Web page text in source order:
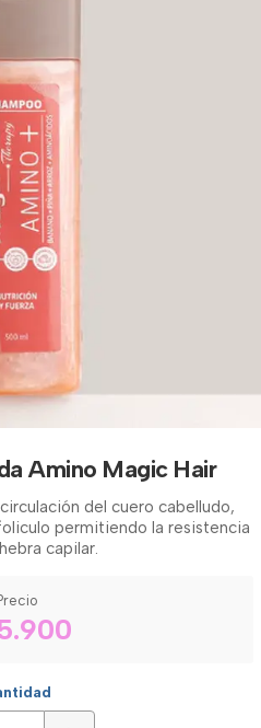
Amino Magic Hair
del cuero cabelludo,
permitiendo la resistencia
capilar.